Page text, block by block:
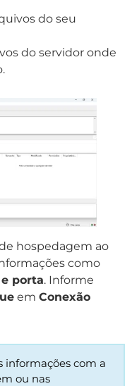
do seu
do servidor onde
hospedagem ao
como
porta. Informe
em Conexão
informações com a
ou nas